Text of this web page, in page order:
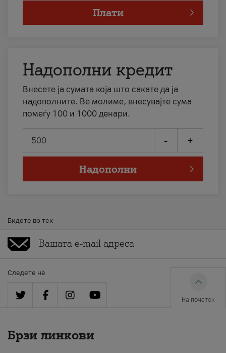
Плати
Надополни кредит
Внесете ја сумата која што сакате да ја
надополните. Ве молиме, внесувајте сума
помеѓу 100 и 1000 денари.
- +
Надополни
Бидете во тек
Следете нè
На почеток
Брзи линкови